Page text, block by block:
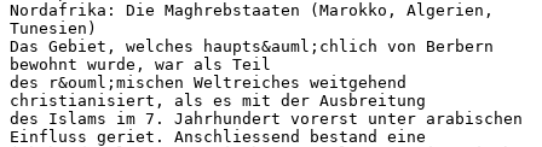
Nordafrika: Die Maghrebstaaten (Marokko, Algerien,
Tunesien)
Das Gebiet, welches haupts&auml;chlich von Berbern
bewohnt wurde, war als Teil
des r&ouml;mischen Weltreiches weitgehend
christianisiert, als es mit der Ausbreitung
des Islams im 7. Jahrhundert vorerst unter arabischen
Einfluss geriet. Anschliessend bestand eine